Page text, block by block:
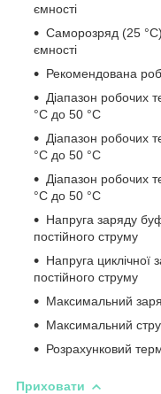
ємності
Саморозряд (25 °C)
ємності
Рекомендована
Діапазон робочих
°C до 50 °C
Діапазон робочих
°C до 50 °C
Діапазон робочих
°C до 50 °C
Напруга заряду
постійного струму
Напруга
постійного струму
Максимальний
Максимальний
Розрахунковий
Приховати